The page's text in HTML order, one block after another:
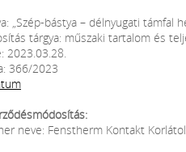
„Szép-bástya – délnyugati támfal
tárgya: műszaki tartalom és
2023.03.28.
366/2023
neve: Fenstherm Kontakt